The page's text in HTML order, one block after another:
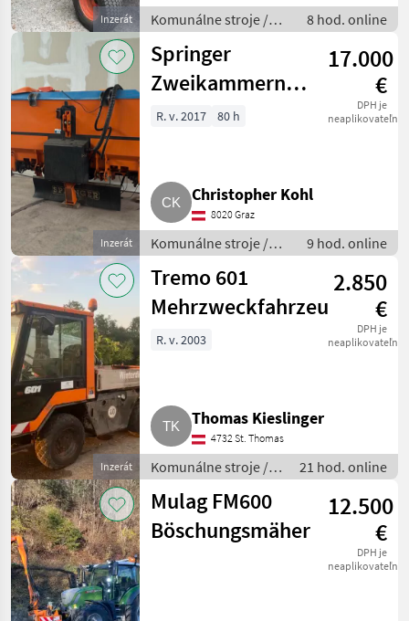
Inzerát
Komunálne stroje /
Ostatné komunálne
náradia
8 hod. online
Inzerát
Springer
Zweikammernstreuer
SD
17.000
€
DPH je
neaplikovateľné
R. v. 2017 80 h
Christopher Kohl
8020 Graz
Komunálne stroje /
Snehové drapáky a
snehové frézy
9 hod. online
Inzerát
Tremo 601
Mehrzweckfahrzeug
2.850
€
DPH je
neaplikovateľné
R. v. 2003
Thomas Kieslinger
4732 St. Thomas
Komunálne stroje /
Komunálne vozidlá
21 hod. online
Mulag FM600
Böschungsmäher
12.500
€
DPH je
neaplikovateľné